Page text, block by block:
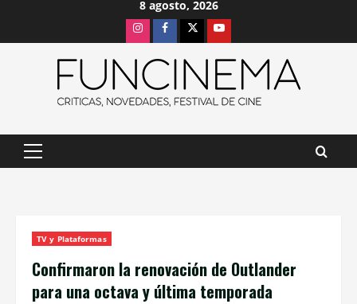
8 agosto, 2026
InstagramFacebook
X Youtube
Menú
TV y Plataformas
Confirmaron la renovación de Outlander
para una octava y última temporada